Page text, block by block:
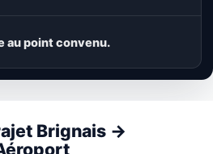
au point convenu.
Brignais →